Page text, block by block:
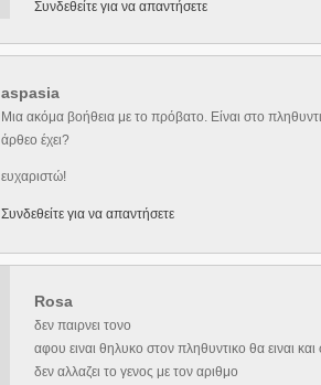
Συνδεθείτε για να απαντήσετε
aspasia
Μια ακόμα βοήθεια με το πρόβατο. Είναι στο
άρθεο έχει?
ευχαριστώ!
Συνδεθείτε για να απαντήσετε
Rosa
δεν παιρνει τονο
αφου ειναι θηλυκο στον πληθυντικο θα ειναι και
δεν αλλαζει το γενος με τον αριθμο